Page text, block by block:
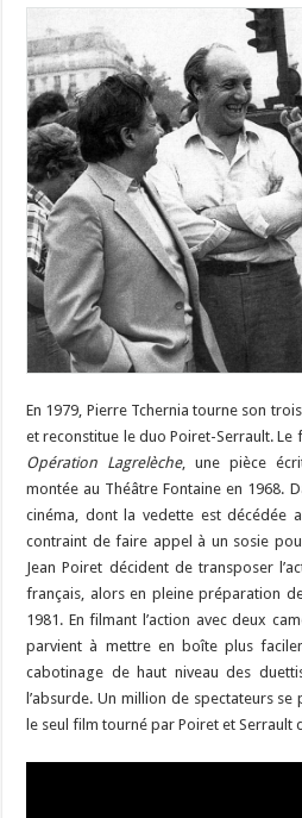
En 1979, Pierre Tchernia tourne son
et reconstitue le duo Poiret-Serrault.
Opération Lagrelèche, une pièce
montée au Théâtre Fontaine en 1968.
cinéma, dont la vedette est décédée
contraint de faire appel à un sosie
Jean Poiret décident de transposer
français, alors en pleine préparation
1981. En filmant l’action avec deux
parvient à mettre en boîte plus
cabotinage de haut niveau des
l’absurde. Un million de spectateurs
le seul film tourné par Poiret et Serrault